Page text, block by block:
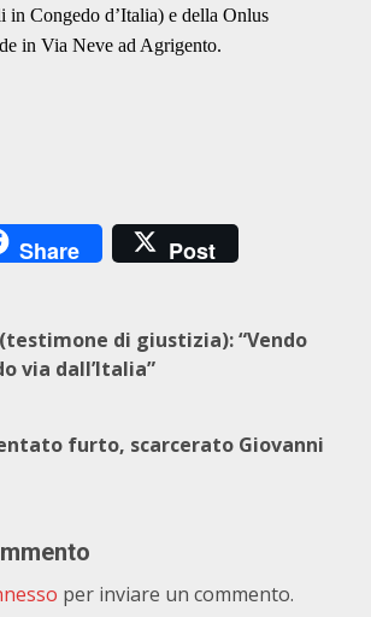
Congedo d’Italia) e della Onlus
in Via Neve ad Agrigento.
Share Post
di giustizia): “Vendo
via dall’Italia”
furto, scarcerato Giovanni
per inviare un commento.